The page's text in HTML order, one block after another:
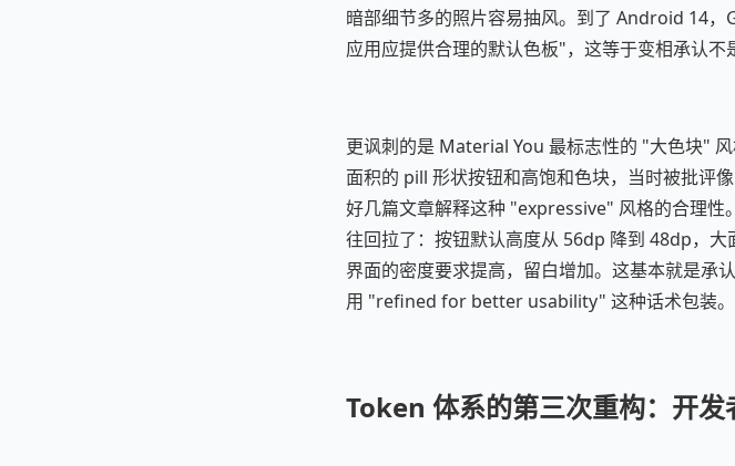
暗部细节多的照片容易抽风。到了 Android 14，
应用应提供合理的默认色板"，这等于变相承认不
更讽刺的是 Material You 最标志性的 "大色块"
面积的 pill 形状按钮和高饱和色块，当时被批评
好几篇文章解释这种 "expressive" 风格的合理
往回拉了：按钮默认高度从 56dp 降到 48dp，
界面的密度要求提高，留白增加。这基本就是承
用 "refined for better usability" 这种话术包装。
Token 体系的第三次重构：开发